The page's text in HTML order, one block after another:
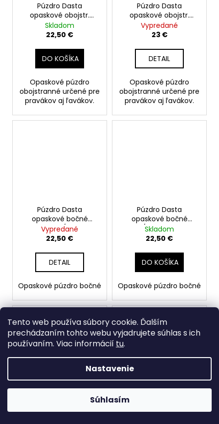
Tento web používa súbory cookie. Ďalším
prechádzaním tohto webu vyjadrujete súhlas s ich
používaním. Viac informácií tu.
Nastavenie
Súhlasím
Púzdro Dasta
opaskové obojstr.
W99, CZ 100
Skladom
22,50 €
DO KOŠÍKA
Opaskové púzdro
obojstranné určené pre
pravákov aj ľavákov.
Púzdro Dasta
opaskové obojstr.
CZ75, G17
Vypredané
23 €
DETAIL
Opaskové púzdro
obojstranné určené pre
pravákov aj ľavákov.
Púzdro Dasta
opaskové bočné
CZ82/83
Vypredané
22,50 €
DETAIL
Opaskové púzdro bočné
Púzdro Dasta
opaskové bočné
CZ75/85, Beretta 92,
Sig P-226, Glock 17
Skladom
22,50 €
DO KOŠÍKA
Opaskové púzdro bočné
Ľadvinka Helikon-Tex
Possum Waist Pack,
čierna
Vypredané
Skladom